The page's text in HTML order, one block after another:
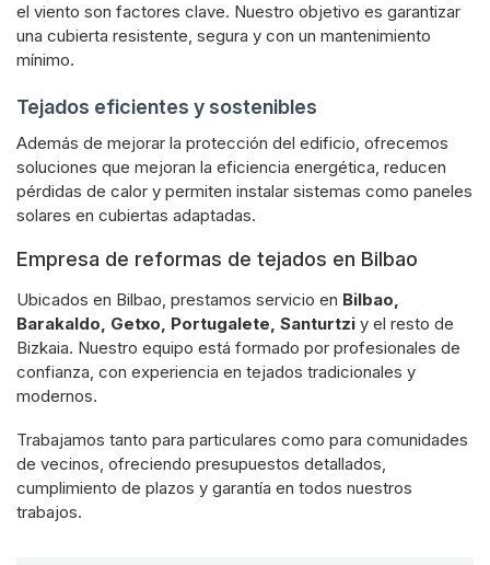
el viento son factores clave. Nuestro objetivo es garantizar
una cubierta resistente, segura y con un mantenimiento
mínimo.
Tejados eficientes y sostenibles
Además de mejorar la protección del edificio, ofrecemos
soluciones que mejoran la eficiencia energética, reducen
pérdidas de calor y permiten instalar sistemas como paneles
solares en cubiertas adaptadas.
Empresa de reformas de tejados en Bilbao
Ubicados en Bilbao, prestamos servicio en Bilbao,
Barakaldo, Getxo, Portugalete, Santurtzi y el resto de
Bizkaia. Nuestro equipo está formado por profesionales de
confianza, con experiencia en tejados tradicionales y
modernos.
Trabajamos tanto para particulares como para comunidades
de vecinos, ofreciendo presupuestos detallados,
cumplimiento de plazos y garantía en todos nuestros
trabajos.